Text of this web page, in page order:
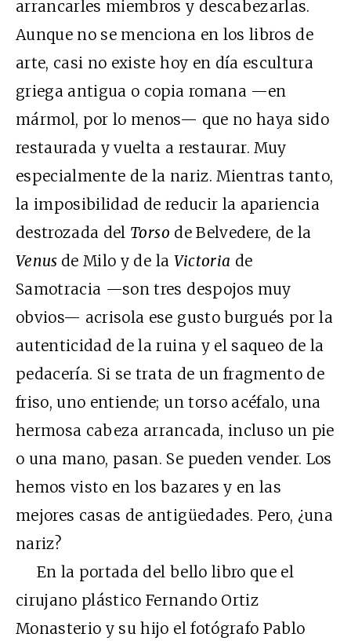
arrancarles miembros y descabezarlas.
Aunque no se menciona en los libros de
arte, casi no existe hoy en día escultura
griega antigua o copia romana —en
mármol, por lo menos— que no haya sido
restaurada y vuelta a restaurar. Muy
especialmente de la nariz. Mientras tanto,
la imposibilidad de reducir la apariencia
destrozada del Torso de Belvedere, de la
Venus de Milo y de la Victoria de
Samotracia —son tres despojos muy
obvios— acrisola ese gusto burgués por la
autenticidad de la ruina y el saqueo de la
pedacería. Si se trata de un fragmento de
friso, uno entiende; un torso acéfalo, una
hermosa cabeza arrancada, incluso un pie
o una mano, pasan. Se pueden vender. Los
hemos visto en los bazares y en las
mejores casas de antigüedades. Pero, ¿una
nariz?
En la portada del bello libro que el
cirujano plástico Fernando Ortiz
Monasterio y su hijo el fotógrafo Pablo